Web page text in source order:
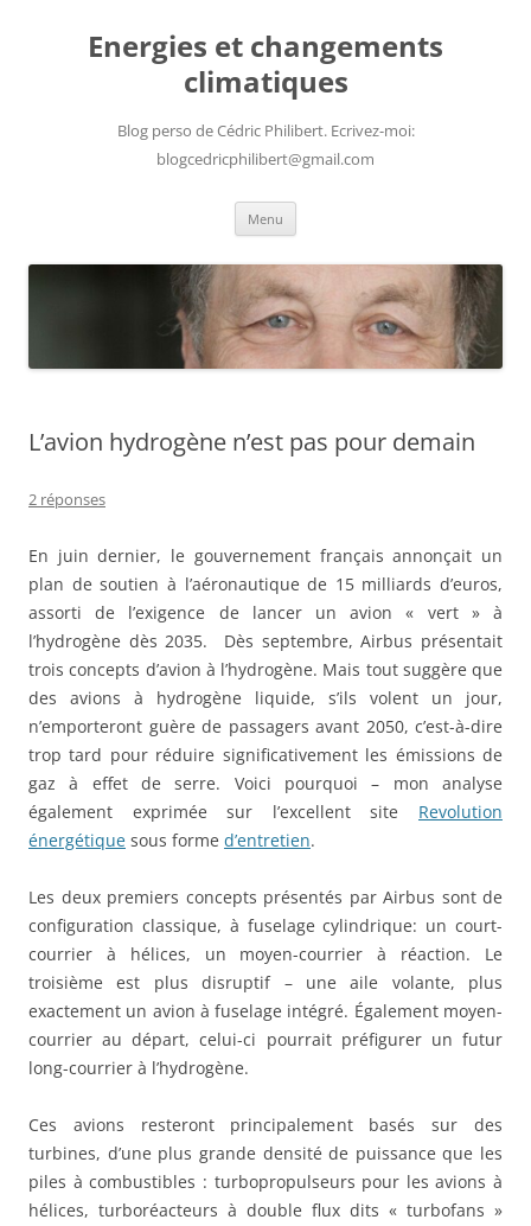
contenuEnergies et changements
climatiques
Blog perso de Cédric Philibert. Ecrivez-moi:
blogcedricphilibert@gmail.com
Menu
L’avion hydrogène n’est pas pour demain
2 réponses
En juin dernier, le gouvernement français annonçait un
plan de soutien à l’aéronautique de 15 milliards d’euros,
assorti de l’exigence de lancer un avion « vert » à
l’hydrogène dès 2035. Dès septembre, Airbus présentait
trois concepts d’avion à l’hydrogène. Mais tout suggère que
des avions à hydrogène liquide, s’ils volent un jour,
n’emporteront guère de passagers avant 2050, c’est-à-dire
trop tard pour réduire significativement les émissions de
gaz à effet de serre. Voici pourquoi – mon analyse
également exprimée sur l’excellent site Revolution
énergétique sous forme d’entretien.
Les deux premiers concepts présentés par Airbus sont de
configuration classique, à fuselage cylindrique: un court-
courrier à hélices, un moyen-courrier à réaction. Le
troisième est plus disruptif – une aile volante, plus
exactement un avion à fuselage intégré. Également moyen-
courrier au départ, celui-ci pourrait préfigurer un futur
long-courrier à l’hydrogène.
Ces avions resteront principalement basés sur des
turbines, d’une plus grande densité de puissance que les
piles à combustibles : turbopropulseurs pour les avions à
hélices, turboréacteurs à double flux dits « turbofans »